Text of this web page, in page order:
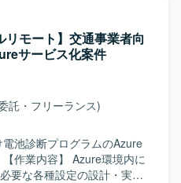
ど、セキュリティや可用性
とができます。クラウド基
幅広く深めることができる
など各種ミドルウェ
IMDSv2などのサービスを
】
、Connect、Lex、
、CloudFormation、SAMな
ります。
の構築、インシデント対応お
を担います。CI/CDの継続的
フロントエンドと連携した
マンスチューニングを行い
を求めています。正解のな
から作り上げ、オーナーシ
方を歓迎します。データに
ムで最適解を導ける方を求
げるフェーズであり、広い
モート】交通事業者向
サービス化案件
託・フリーランス)
電池診断プログラムのAzure
要な各種設定の設計・実装